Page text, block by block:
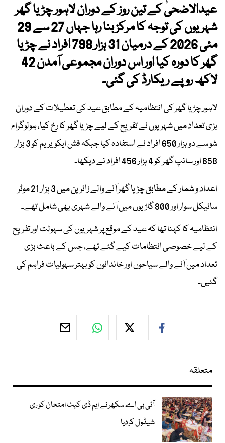
عیدالاضحیٰ کے تین روز کے دوران لاہور چڑیا گھر
شہریوں کی توجہ کا مرکز بنا رہا جہاں 27 سے 29
مئی 2026 کے درمیان 31 ہزار 798 افراد نے چڑیا
گھر کا دورہ کیا اور اس دوران مجموعی آمدن 42
لاکھ روپے ریکارڈ کی گئی۔
لاہور چڑیا گھر کی انتظامیہ کے مطابق عید کی تعطیلات کے دوران
بڑی تعداد میں شہریوں نے تفریح کے لیے چڑیا گھر کا رخ کیا، ہولوگرام
شو سے دو ہزار 650 افراد نے استفادہ کیا جبکہ فش ایکویریم کو 3 ہزار
658 اور سانپ گھر کو 4 ہزار 456 افراد نے دیکھا۔
اعداد و شمار کے مطابق چڑیا گھر آنے والے زائرین میں 3 ہزار 21 موٹر
سائیکل سوار اور 800 گاڑیوں میں آنے والے شہری بھی شامل تھے۔
انتظامیہ کا کہنا تھا کہ عید کے موقع پر شہریوں کی سہولت اور تفریح
کے لیے خصوصی انتظامات کیے گئے تھے، جس کے باعث بڑی
تعداد میں آنے والے سیاحوں اور خاندانوں کو بہتر سہولیات فراہم کی
گئیں۔
متعلقہ
آئی بی اے سکھر نے ایم ڈی کیٹ امتحان کو ری
شیڈول کردیا